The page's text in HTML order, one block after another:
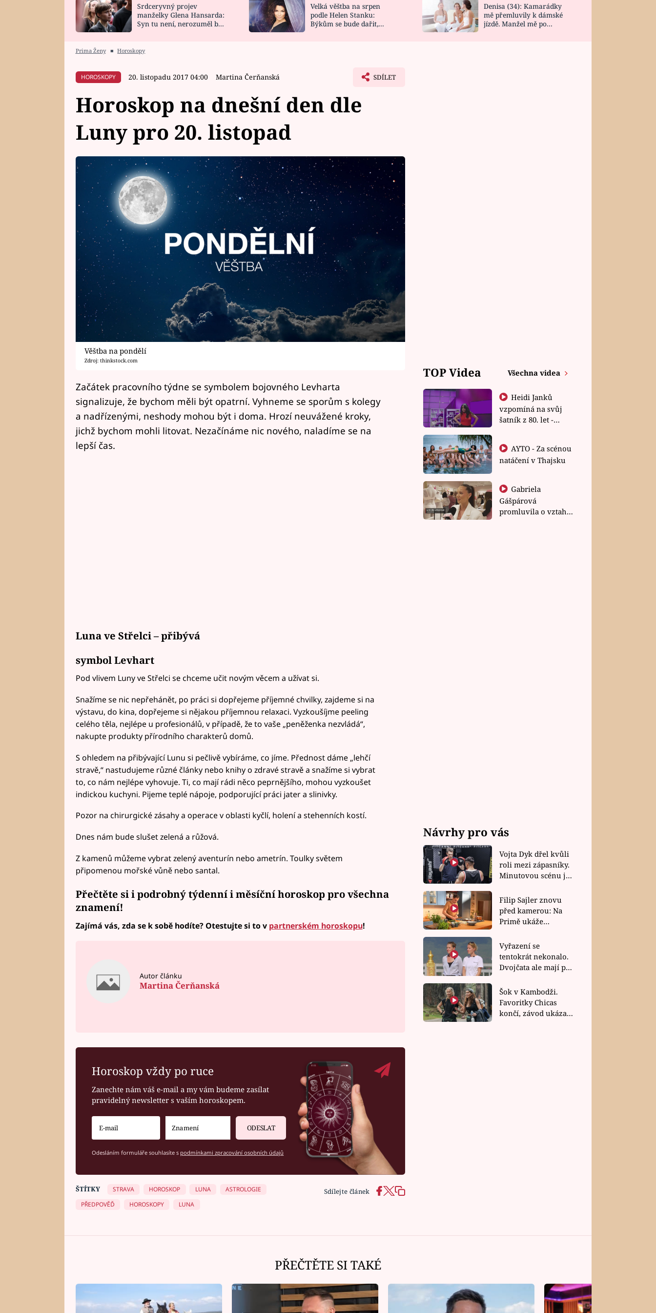
HOROSKOP NA
CELEBRITY
VAŘENÍ
NOVINKY
VIDEORECEPTY
DESIGN
Srdceryvný projev
manželky Glena Hansarda:
Syn tu není, nerozuměl by
Velká věštba na srpen
podle Helen Stanku:
Býkům se bude dařit,
Denisa (34): Kamarádky
mě přemluvily k dámské
jízdě. Manžel mě po
Prima Ženy ■ Horoskopy
HOROSKOPY 20. listopadu 2017 04:00 Martina Čerňanská SDÍLET
Horoskop na dnešní den dle
Luny pro 20. listopad
Věštba na pondělí
Zdroj: thinkstock.com
Začátek pracovního týdne se symbolem bojovného Levharta
signalizuje, že bychom měli být opatrní. Vyhneme se sporům s kolegy
a nadřízenými, neshody mohou být i doma. Hrozí neuvážené kroky,
jichž bychom mohli litovat. Nezačínáme nic nového, naladíme se na
lepší čas.
Luna ve Střelci – přibývá
symbol Levhart
Pod vlivem Luny ve Střelci se chceme učit novým věcem a užívat si.
Snažíme se nic nepřehánět, po práci si dopřejeme příjemné chvilky, zajdeme si na
výstavu, do kina, dopřejeme si nějakou příjemnou relaxaci. Vyzkoušíjme peeling
celého těla, nejlépe u profesionálů, v případě, že to vaše „peněženka nezvládá“,
nakupte produkty přírodního charakterů domů.
S ohledem na přibývající Lunu si pečlivě vybíráme, co jíme. Přednost dáme „lehčí
stravě,“ nastudujeme různé články nebo knihy o zdravé stravě a snažíme si vybrat
to, co nám nejlépe vyhovuje. Ti, co mají rádi něco peprnějšího, mohou vyzkoušet
indickou kuchyni. Pijeme teplé nápoje, podporující práci jater a slinivky.
Pozor na chirurgické zásahy a operace v oblasti kyčlí, holení a stehenních kostí.
Dnes nám bude slušet zelená a růžová.
Z kamenů můžeme vybrat zelený aventurín nebo ametrín. Toulky světem
připomenou mořské vůně nebo santal.
Přečtěte si i podrobnýtýdenní i měsíční horoskoppro všechna
znamení!
Zajímá vás, zda se k sobě hodíte? Otestujte si to v partnerském horoskopu!
Autor článku
Martina Čerňanská
Horoskop vždy po ruce
Zanechte nám váš e-mail a my vám budeme zasílat
pravidelný newsletter s vaším horoskopem.
ODESLAT
Odesláním formuláře souhlasíte s podmínkami zpracování osobních údajů
Sdílejte článek
ŠTÍTKY STRAVA HOROSKOP LUNA
ASTROLOGIE
PŘEDPOVĚĎ
HOROSKOPY LUNA
TOP Videa Všechna videa
Heidi Janků
vzpomíná na svůj
šatník z 80. let -
natáčení v Thajsku
Gabriela
Gášpárová
promluvila o vztahu
Návrhy pro vás
Vojta Dyk dřel kvůli
roli mezi zápasníky.
Minutovou scénu jel
Filip Sajler znovu
před kamerou: Na
Primě ukáže
rychlé recepty
Vyřazení se
tentokrát nekonalo.
Dvojčata ale mají po
závodu nůž na krku
Šok v Kambodži.
Favoritky Chicas
končí, závod ukázal
PŘEČTĚTE SI TAKÉ